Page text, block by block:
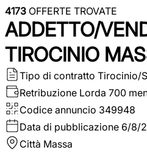
4173 OFFERTE TROVATE
ADDETTO/
TIROCINIO
Tipo di contratto Tirocinio/
Retribuzione Lorda 700
Codice annuncio 349948
Data di pubblicazione 6/8/
Città Massa